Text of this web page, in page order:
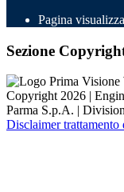
Pagina
Sezione
Copyright 2026 |
Parma S.p.A. |
Disclaimer trattamento